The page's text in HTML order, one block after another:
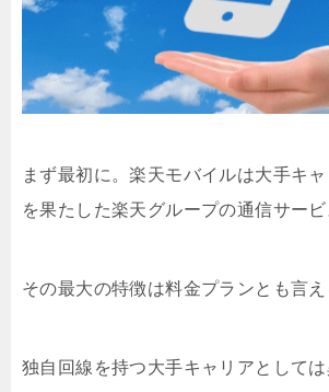
まず最初に。楽天モバイルは大手キ
を果たした楽天グループの通信サービ
その最大の特徴は料金プランとも言え
独自回線を持つ大手キャリアとして